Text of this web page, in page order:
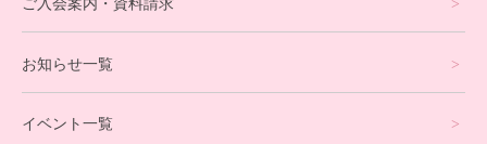
就労支援コース
英会話・海外留学コース
ご入会案内・資料請求
お知らせ一覧
イベント一覧